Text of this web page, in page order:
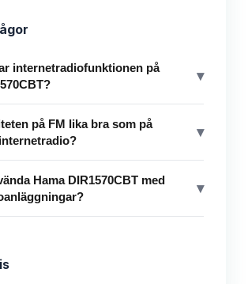
internetradiofunktionen på
▾
på FM lika bra som på
▾
Hama DIR1570CBT med
▾